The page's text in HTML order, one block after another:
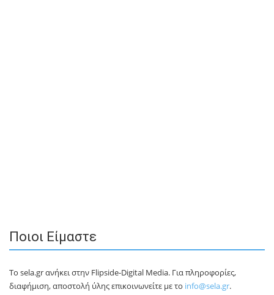
Ποιοι Είμαστε
Το sela.gr ανήκει στην Flipside-Digital Media. Για πληροφορίες,
διαφήμιση, αποστολή ύλης επικοινωνείτε με το info@sela.gr.